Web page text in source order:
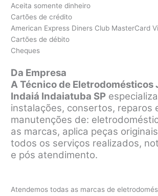
Aceita somente dinheiro
Cartões de crédito
American Express Diners Club MasterCard
Cartões de débito
Cheques
Da Empresa
A Técnico de Eletrodomésticos
Indaiá Indaiatuba SP
instalações, consertos, reparos
manutenções de:
as marcas, aplica peças
todos os serviços realizados,
e pós atendimento.
Atendemos todas as marcas de